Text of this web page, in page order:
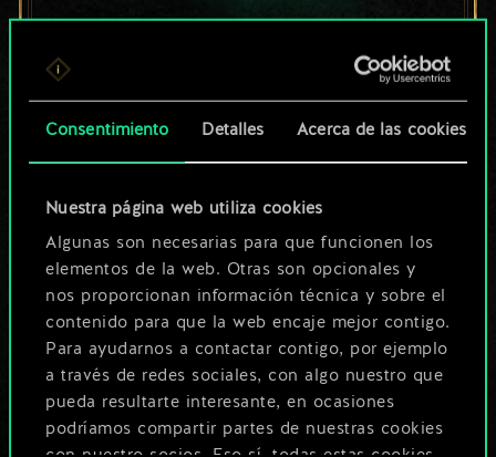
Consentimiento Detalles Acerca de las cookies
Nuestra página web utiliza cookies
Algunas son necesarias para que funcionen los
elementos de la web. Otras son opcionales y
nos proporcionan información técnica y sobre el
contenido para que la web encaje mejor contigo.
Para ayudarnos a contactar contigo, por ejemplo
a través de redes sociales, con algo nuestro que
pueda resultarte interesante, en ocasiones
podríamos compartir partes de nuestras cookies
un conjunto de
cartas compartido.
ser mucho más!
Poner nombre a esta baraja y crear
una guía